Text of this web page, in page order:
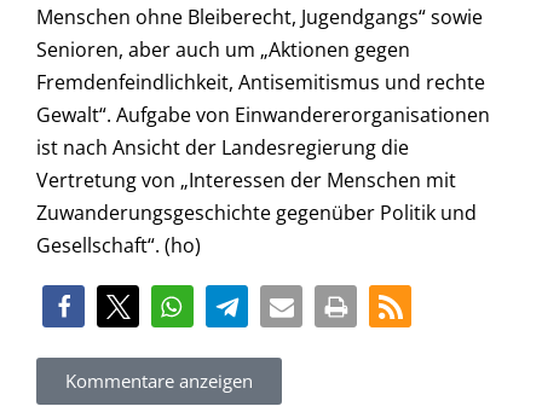
Menschen ohne Bleiberecht, Jugendgangs“ sowie
Senioren, aber auch um „Aktionen gegen
Fremdenfeindlichkeit, Antisemitismus und rechte
Gewalt“. Aufgabe von Einwandererorganisationen
ist nach Ansicht der Landesregierung die
Vertretung von „Interessen der Menschen mit
Zuwanderungsgeschichte gegenüber Politik und
Gesellschaft“. (ho)
Kommentare anzeigen